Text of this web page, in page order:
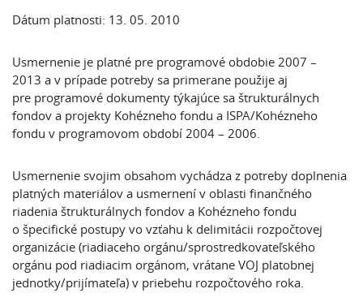
Dátum platnosti: 13. 05. 2010
Usmernenie je platné pre programové obdobie 2007 –
2013 a v prípade potreby sa primerane použije aj
pre programové dokumenty týkajúce sa štrukturálnych
fondov a projekty Kohézneho fondu a ISPA/Kohézneho
fondu v programovom období 2004 – 2006.
Usmernenie svojim obsahom vychádza z potreby doplnenia
platných materiálov a usmernení v oblasti finančného
riadenia štrukturálnych fondov a Kohézneho fondu
o špecifické postupy vo vzťahu k delimitácii rozpočtovej
organizácie (riadiaceho orgánu/sprostredkovateľského
orgánu pod riadiacim orgánom, vrátane VOJ platobnej
jednotky/prijímateľa) v priebehu rozpočtového roka.